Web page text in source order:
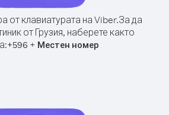
от клавиатурата на Viber.За да
от Грузия, наберете както
+596 + Местен номер